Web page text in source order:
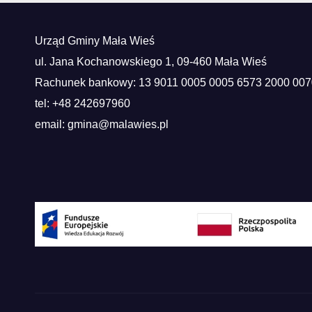
Urząd Gminy Mała Wieś
ul. Jana Kochanowskiego 1, 09-460 Mała Wieś
Rachunek bankowy: 13 9011 0005 0005 6573 2000
tel: +48 242697960
email: gmina@malawies.pl